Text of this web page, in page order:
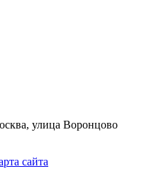
улица Воронцово
сайта